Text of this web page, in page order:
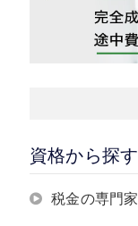
資格から探す
税金の専門家